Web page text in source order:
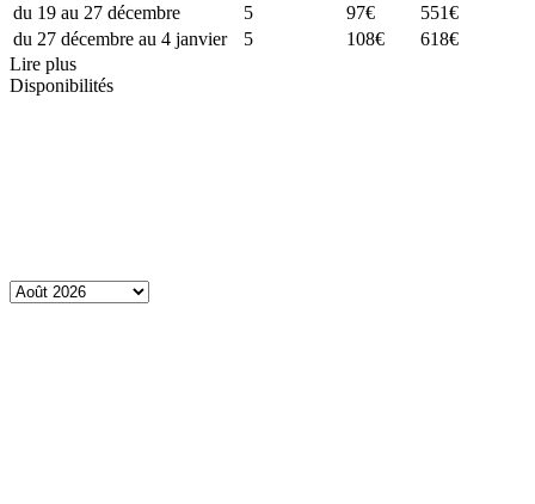
du 19 au 27 décembre
5 97€
551€
du 27 décembre au 4 janvier
5 108€
618€
Lire plus
Disponibilités